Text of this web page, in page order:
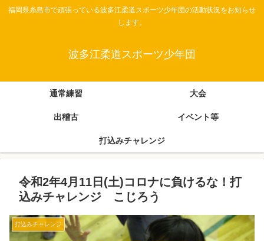
福岡県糸島市で頑張っている波多江柔道スポーツ少年団の活動状況をお知らせ
します。
波多江柔道スポーツ少年団
通常練習 大会
出稽古 イベント等
打込みチャレンジ
令和2年4月11日(土)コロナに負けるな！打
込みチャレンジ こじろう
打込みチャレンジ